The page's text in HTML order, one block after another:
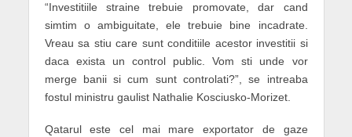
“Investitiile straine trebuie promovate, dar cand
simtim o ambiguitate, ele trebuie bine incadrate.
Vreau sa stiu care sunt conditiile acestor investitii si
daca exista un control public. Vom sti unde vor
merge banii si cum sunt controlati?”, se intreaba
fostul ministru gaulist Nathalie Kosciusko-Morizet.
Qatarul este cel mai mare exportator de gaze